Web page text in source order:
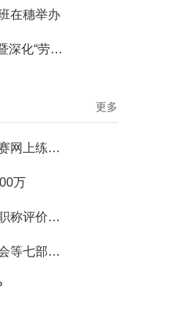
在穗举办
2026年“引智助企”示范活动暨深化“劳模工匠进万企”专项行动启动
更多
第九届全国职工职业技能大赛网上练兵正式启动
万
广东确立人力资源管理专员职称评价标准
国家消防救援局、全国总工会等七部门联合部署 开展全民消防安全素质提升行动